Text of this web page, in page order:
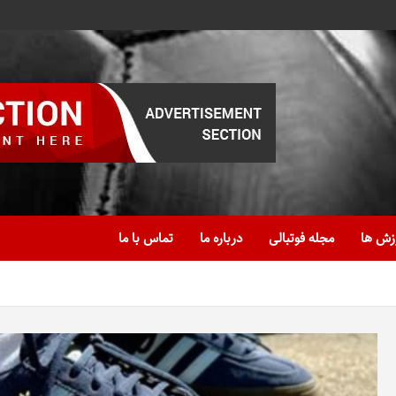
ها مجله فوتبالی درباره ما تماس با ما